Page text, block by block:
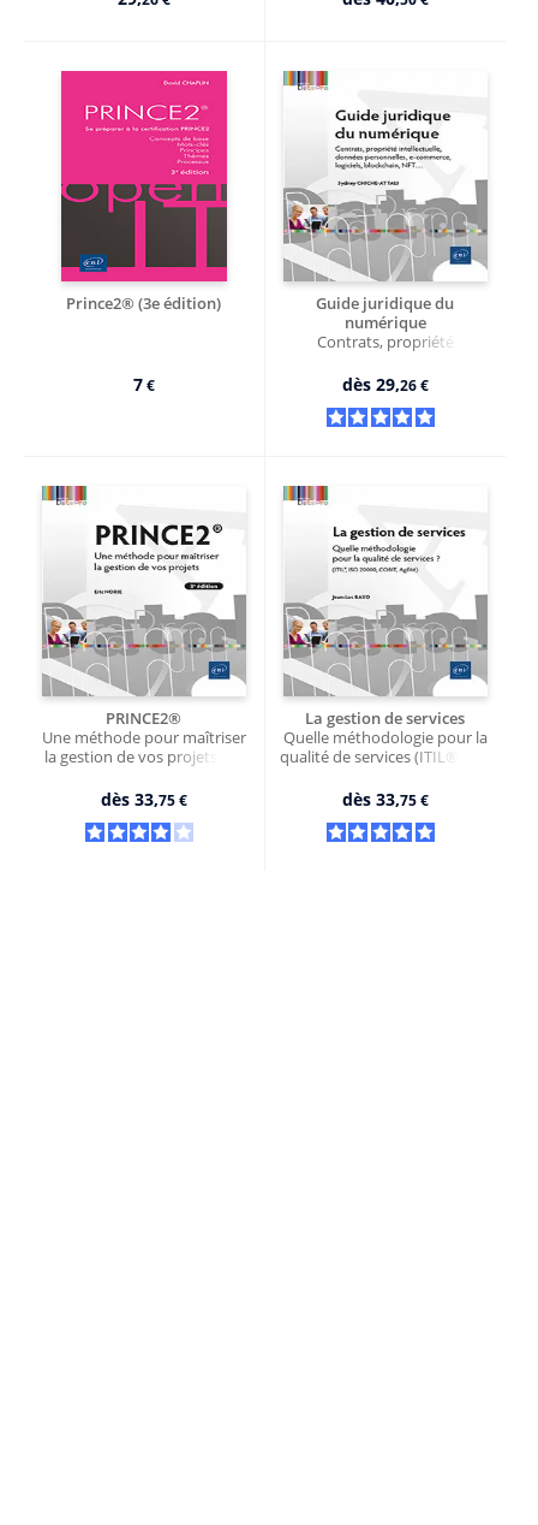
Prince2® (3e édition)
7€
Guide juridique du
numérique
Contrats, propriété
personnelles, e-commerce...
dès 29,26 €
PRINCE2®
Une méthode pour maîtriser
la gestion de vos projets (3e
dès 33,75 €
La gestion de services
Quelle méthodologie pour la
qualité de services (ITIL®, ISO
dès 33,75 €